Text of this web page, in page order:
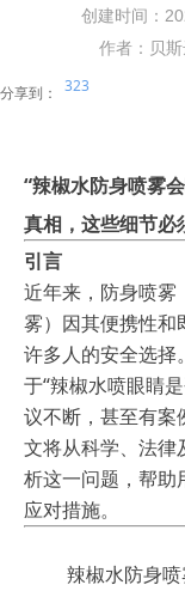
“辣椒水防身喷雾
真相，这些细节必
引言
近年来，防身喷雾
雾）因其便携性和
许多人的安全选择
于“辣椒水喷眼睛
议不断，甚至有案
文将从科学、法律
析这一问题，帮助
应对措施。
辣椒水防身
分享到： 323
创建时间：
作者：贝